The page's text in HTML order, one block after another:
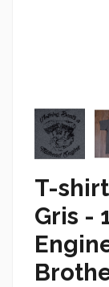
T-
Gris -